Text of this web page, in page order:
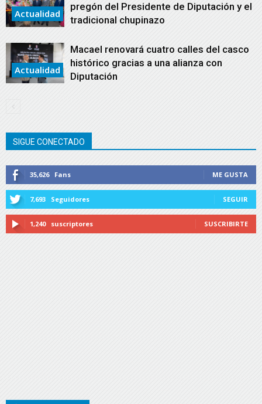
Actualidad
pregón del Presidente de Diputación y el
tradicional chupinazo
Actualidad
Macael renovará cuatro calles del casco
histórico gracias a una alianza con
Diputación
SIGUE CONECTADO
35,626 Fans ME GUSTA
7,693 Seguidores SEGUIR
1,240 suscriptores SUSCRIBIRTE